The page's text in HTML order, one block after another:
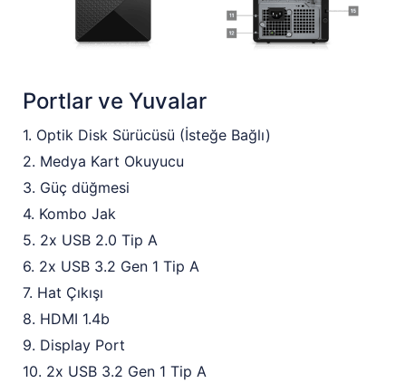
Portlar ve Yuvalar
1. Optik Disk Sürücüsü (İsteğe Bağlı)
2. Medya Kart Okuyucu
3. Güç düğmesi
4. Kombo Jak
5. 2x USB 2.0 Tip A
6. 2x USB 3.2 Gen 1 Tip A
7. Hat Çıkışı
8. HDMI 1.4b
9. Display Port
10. 2x USB 3.2 Gen 1 Tip A